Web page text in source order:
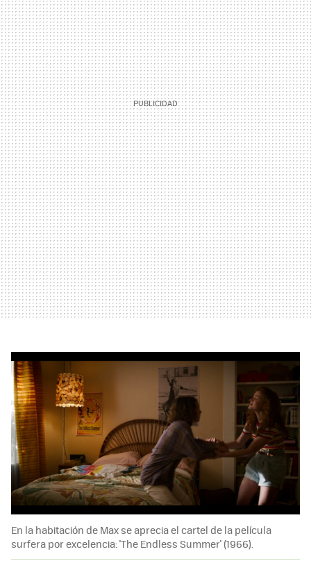
En la habitación de Max se aprecia el cartel de la película
surfera por excelencia: 'The Endless Summer' (1966).